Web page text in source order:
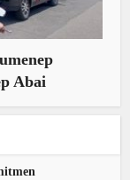
Abai